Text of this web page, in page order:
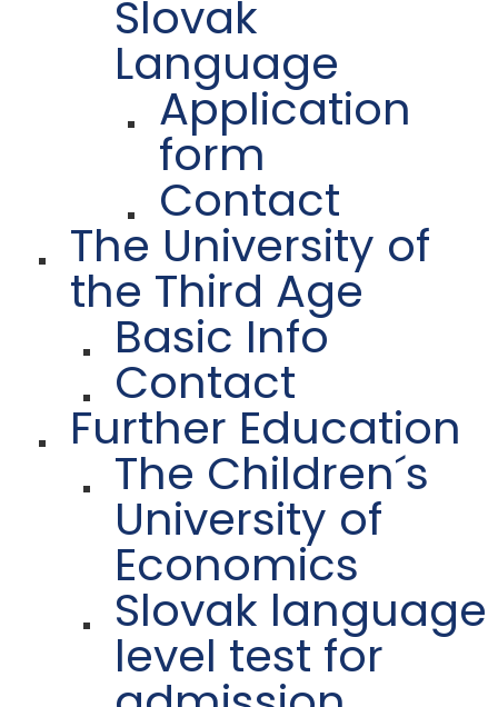
Slovak
Language
Application
form
Contact
The University of
the Third Age
Basic Info
Contact
Further Education
The Children´s
University of
Economics
Slovak language
level test for